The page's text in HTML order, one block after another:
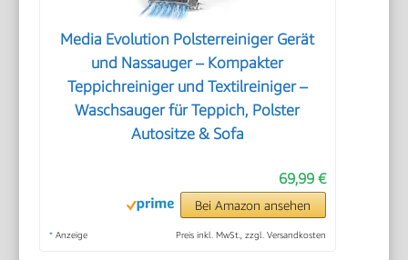
Media Evolution Polsterreiniger Gerät
und Nassauger – Kompakter
Teppichreiniger und Textilreiniger –
Waschsauger für Teppich, Polster
Autositze & Sofa
69,99 €
Bei Amazon ansehen
* Anzeige Preis inkl. MwSt., zzgl. Versandkosten